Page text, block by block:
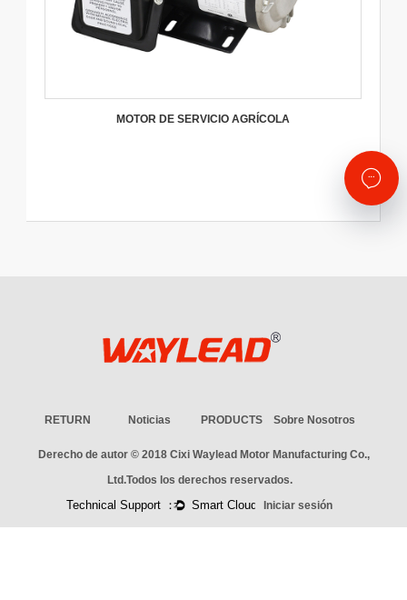
MOTOR DE SERVICIO AGRÍCOLA
RETURN Noticias PRODUCTS Sobre Nosotros
Derecho de autor © 2018 Cixi Waylead Motor Manufacturing Co.,
Ltd.Todos los derechos reservados.
Iniciar sesión